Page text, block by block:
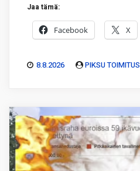
Jaa tämä:
Facebook X
8.8.2026 PIKSU TOIMITUS